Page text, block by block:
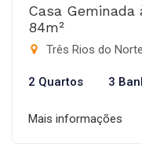
Casa Geminada
84m²
Três Rios do
2 Quartos 3
Mais informações